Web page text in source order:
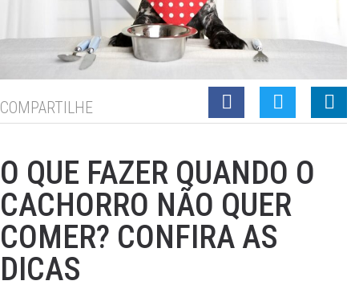
COMPARTILHE
O QUE FAZER QUANDO O
CACHORRO NÃO QUER
COMER? CONFIRA AS
DICAS